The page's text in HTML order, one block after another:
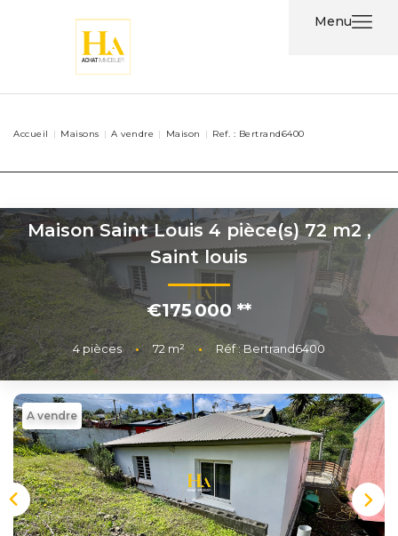
Menu
Services
Nos
Agents
Contact
Nous
Rejoindre
Estimer
Mon
Accueil Maisons A vendre Maison Ref. : Bertrand6400
Maison Saint Louis 4 pièce(s) 72 m2,
Saint louis
€175 000 **
4pièces • 72m² • Réf : Bertrand6400
A vendre